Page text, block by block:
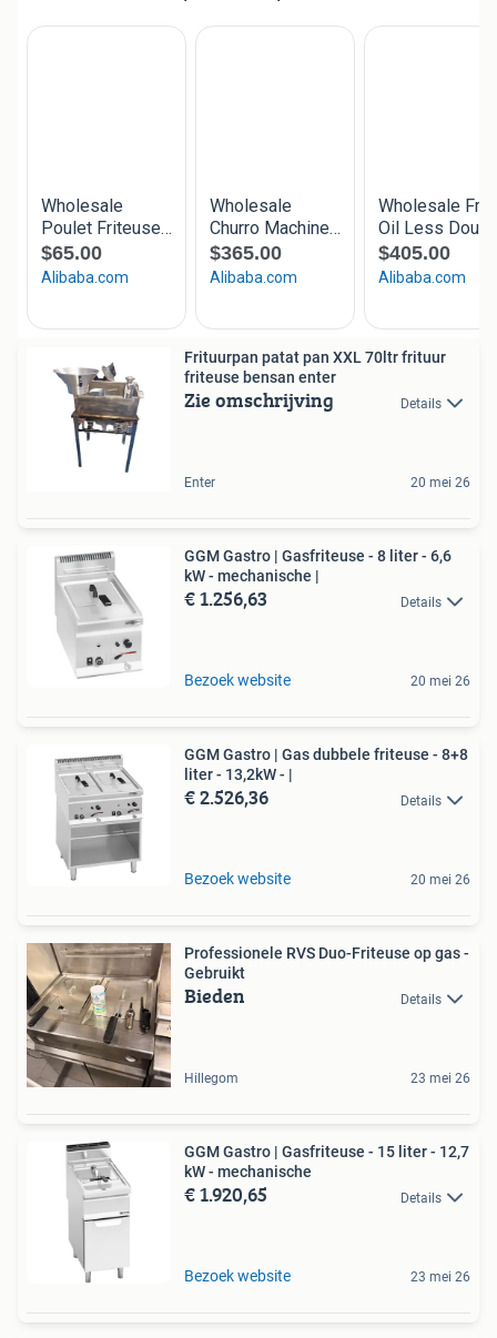
Frituurpan patat pan XXL 70ltr frituur
friteuse bensan enter
Zie omschrijving Details
Enter 20 mei 26
GGM Gastro | Gasfriteuse - 8 liter - 6,6
kW - mechanische |
€ 1.256,63 Details
Bezoek website 20 mei 26
GGM Gastro | Gas dubbele friteuse - 8+8
liter - 13,2kW - |
€ 2.526,36 Details
Bezoek website 20 mei 26
Professionele RVS Duo-Friteuse op gas -
Gebruikt
Bieden Details
Hillegom 23 mei 26
GGM Gastro | Gasfriteuse - 15 liter - 12,7
kW - mechanische
€ 1.920,65 Details
Bezoek website 23 mei 26